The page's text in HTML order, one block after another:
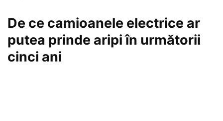
De ce camioanele electrice ar
putea prinde aripi în următorii
cinci ani